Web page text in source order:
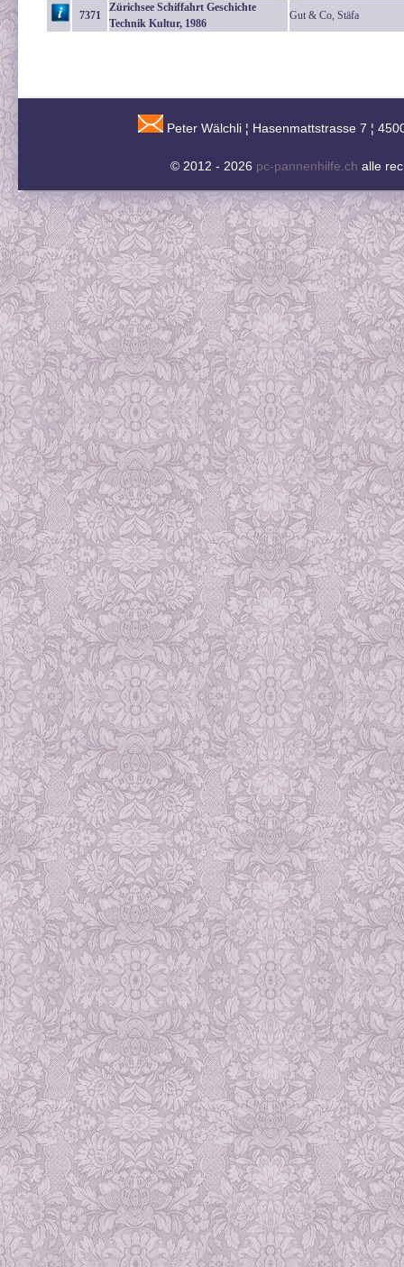
7371
Zürichsee Schiffahrt Geschichte
Technik Kultur, 1986
Gut & Co, Stäfa
Peter Wälchli ¦ Hasenmattstrasse 7 ¦
© 2012 - 2026 pc-pannenhilfe.ch alle